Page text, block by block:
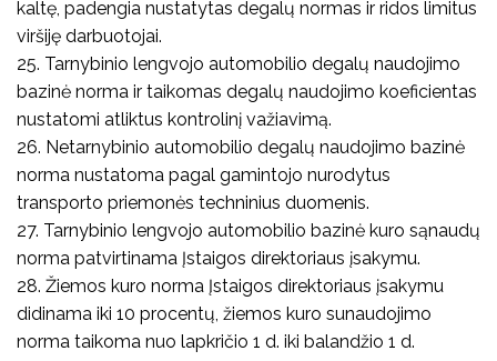
kaltę, padengia nustatytas degalų normas ir ridos limitus
viršiję darbuotojai.
25. Tarnybinio lengvojo automobilio degalų naudojimo
bazinė norma ir taikomas degalų naudojimo koeficientas
nustatomi atliktus kontrolinį važiavimą.
26. Netarnybinio automobilio degalų naudojimo bazinė
norma nustatoma pagal gamintojo nurodytus
transporto priemonės techninius duomenis.
27. Tarnybinio lengvojo automobilio bazinė kuro sąnaudų
norma patvirtinama Įstaigos direktoriaus įsakymu.
28. Žiemos kuro norma Įstaigos direktoriaus įsakymu
didinama iki 10 procentų, žiemos kuro sunaudojimo
norma taikoma nuo lapkričio 1 d. iki balandžio 1 d.